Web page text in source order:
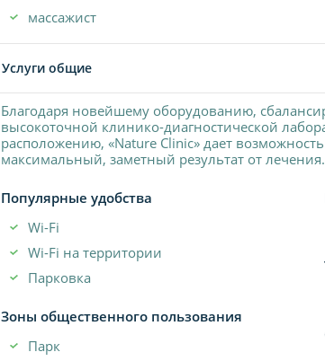
массажист
Услуги общие
Благодаря новейшему оборудованию,
высокоточной клинико-диагностической
расположению, «Nature Clinic» дает
максимальный, заметный результат от лечения.
Популярные удобства
Wi-Fi
Wi-Fi на территории
Парковка
Зоны общественного пользования
Парк